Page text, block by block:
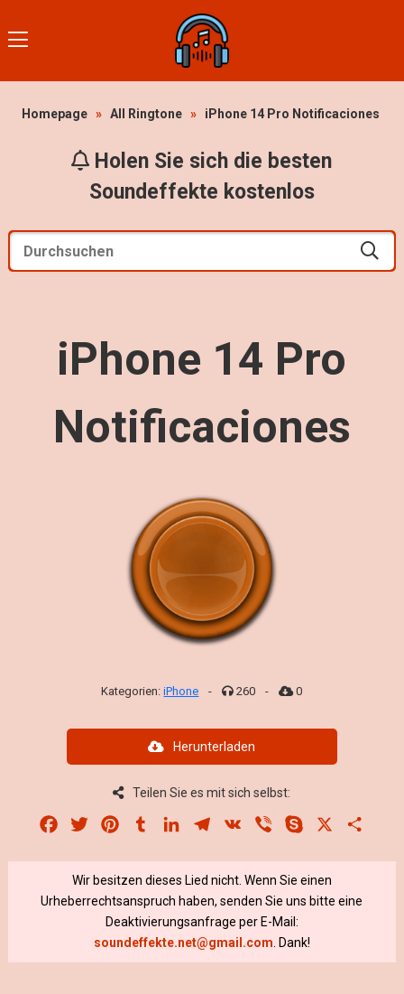
Homepage » All Ringtone » iPhone 14 Pro Notificaciones
Holen Sie sich die besten
Soundeffekte kostenlos
iPhone 14 Pro
Notificaciones
Kategorien:iPhone - 260 - 0
Herunterladen
Teilen Sie es mit sich selbst:
Facebook
Twitter PinterestTumblrLinkedInTelegram
VK Viber Skype
Wir besitzen dieses Lied nicht. Wenn Sie einen
Urheberrechtsanspruch haben, senden Sie uns bitte eine
Deaktivierungsanfrage per E-Mail:
soundeffekte.net@gmail.com . Dank!